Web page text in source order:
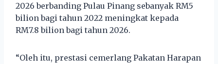
2026 berbanding Pulau Pinang sebanyak RM5
bilion bagi tahun 2022 meningkat kepada
RM7.8 bilion bagi tahun 2026.
“Oleh itu, prestasi cemerlang Pakatan Harapan